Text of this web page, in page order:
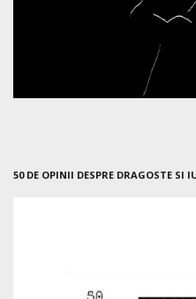
50 DE OPINII DESPRE DRAGOSTE SI